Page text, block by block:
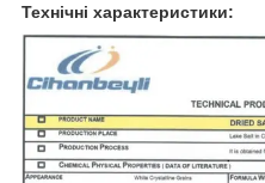
Технічні характеристики: